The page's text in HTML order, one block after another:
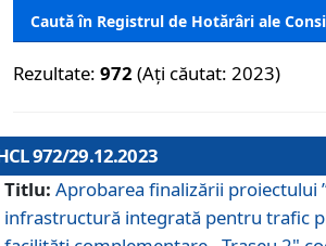
Caută în Registrul de Hotărâri ale
Rezultate: 972 (Ați căutat: 2023)
972/29.12.2023
Titlu: Aprobarea finalizării proiectului
infrastructură integrată pentru trafic